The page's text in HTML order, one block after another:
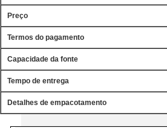
Preço
Termos do pagamento
Capacidade da fonte
Tempo de entrega
Detalhes de empacotamento